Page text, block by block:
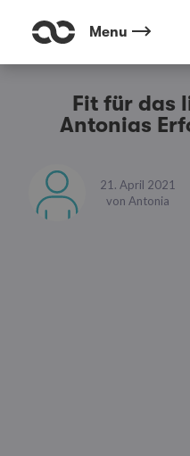
Menu
Fit für das
Antonias
21. April 2021
von Antonia